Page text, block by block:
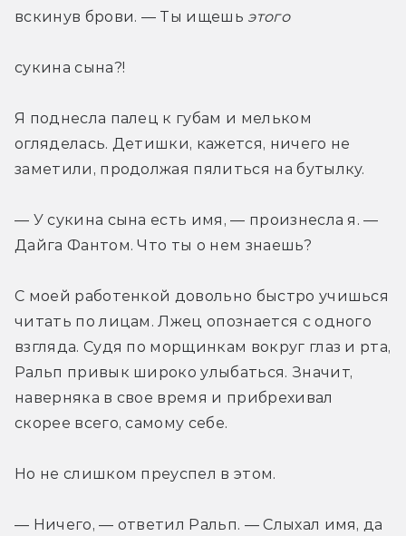
вскинув брови. — Ты ищешь этого
сукина сына?!
Я поднесла палец к губам и мельком
огляделась. Детишки, кажется, ничего не
заметили, продолжая пялиться на бутылку.
— У сукина сына есть имя, — произнесла я. —
Дайга Фантом. Что ты о нем знаешь?
С моей работенкой довольно быстро учишься
читать по лицам. Лжец опознается с одного
взгляда. Судя по морщинкам вокруг глаз и рта,
Ральп привык широко улыбаться. Значит,
наверняка в свое время и прибрехивал
скорее всего, самому себе.
Но не слишком преуспел в этом.
— Ничего, — ответил Ральп. — Слыхал имя, да